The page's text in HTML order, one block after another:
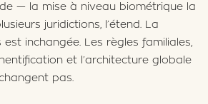
— la mise à niveau biométrique la
juridictions, l’étend. La
inchangée. Les règles familiales,
et l’architecture globale
pas.